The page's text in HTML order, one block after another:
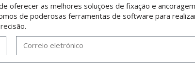
as melhores soluções de fixação e
de poderosas ferramentas de software para